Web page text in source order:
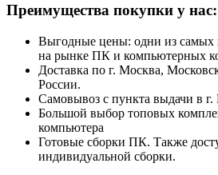
Преимущества покупки у нас:
Выгодные цены: одни из самых
на рынке ПК и компьютерных
Доставка по г. Москва,
России.
Самовывоз с пункта выдачи в г.
Большой выбор топовых
компьютера
Готовые сборки ПК. Также
индивидуальной сборки.